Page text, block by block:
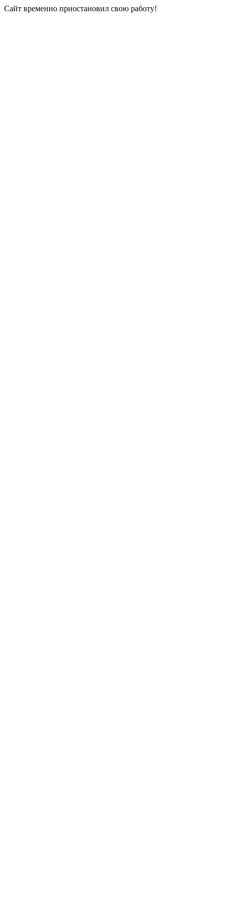
Сайт временно приостановил свою работу!